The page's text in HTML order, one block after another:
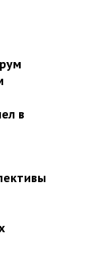
в